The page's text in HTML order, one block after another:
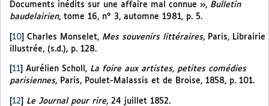
Documents inédits sur une affaire mal connue », Bulletin
baudelairien, tome 16, n° 3, automne 1981, p. 5.
[10] Charles Monselet, Mes souvenirs littéraires, Paris, Librairie
illustrée, (s.d.), p. 128.
11 Aurélien Scholl, La foire aux artistes, petites comédies
parisiennes, Paris, Poulet-Malassis et de Broise, 1858, p. 101.
[12] Le Journal pour rire, 24 juillet 1852.